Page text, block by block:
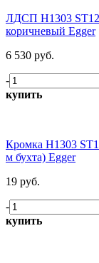
ЛДСП H1303
коричневый Egger
6 530 руб.
-
купить
Кромка H1303
м бухта) Egger
19 руб.
-
купить